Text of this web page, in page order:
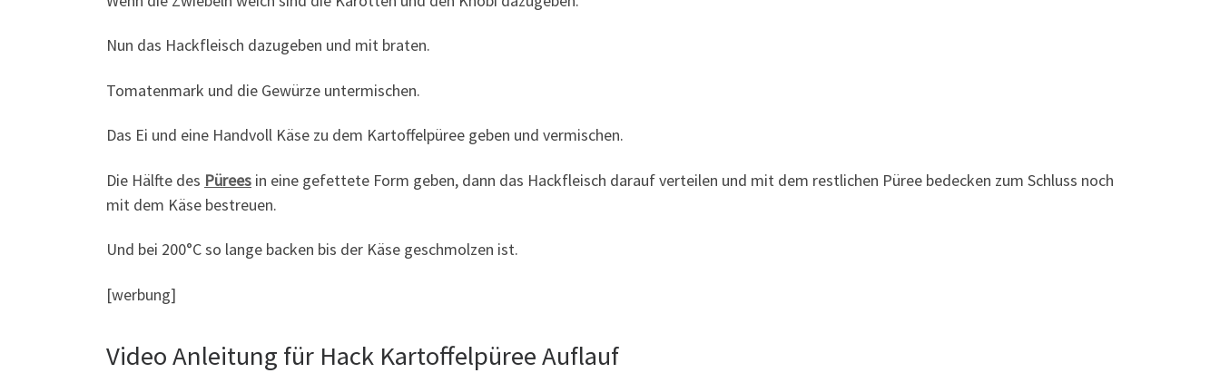
Nun das Hackfleisch dazugeben und mit braten.
Tomatenmark und die Gewürze untermischen.
Das Ei und eine Handvoll Käse zu dem Kartoffelpüree geben und vermischen.
Die Hälfte des Pürees in eine gefettete Form geben, dann das Hackfleisch darauf verteilen und mit dem restlichen Püree bedecken zum Schluss noch
mit dem Käse bestreuen.
Und bei 200°C so lange backen bis der Käse geschmolzen ist.
[werbung]
Video Anleitung für Hack Kartoffelpüree Auflauf